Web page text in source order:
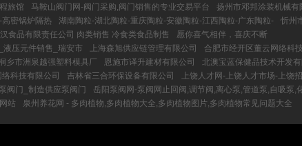
旅馆 马鞍山阀门网-阀门采购,阀门销售的专业交易平台
扬州市邓邦涂装机械有
密锅炉隔热 湖南陶粒-湖北陶粒-重庆陶粒-安徽陶粒-江西陶粒-广东陶粒-
忻州
食品有限责任公司 肉类销售 冷食类食品制售
愿你喜气相伴，喜庆不断
压元件销售_瑞安市 上海森旭供应链管理有限公司
合肥市经开区董云网络科
乡市洲泉越强塑料模具厂 恩施市译升建材有限公司
北澳宝蓝保健品技术开发
络科技有限公司 吉林省三合环保设备有限公司
上饶人才网-上饶人才市场-上饶
阀门_制造供应泵阀门
岳阳泵阀网-泵阀网止回阀,调节阀,离心泵,管道泵,自吸泵,
站 泉州养花网 - 多肉植物,多肉植物大全,多肉植物图片,多肉植物常见问题大全